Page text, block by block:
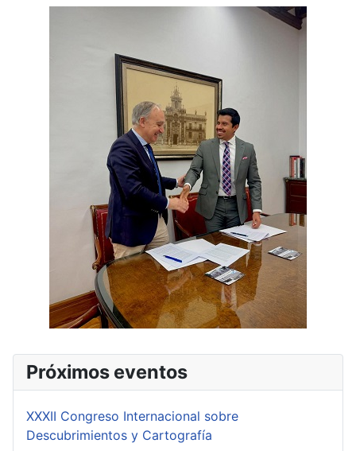
Próximos eventos
XXXII Congreso Internacional sobre
Descubrimientos y Cartografía